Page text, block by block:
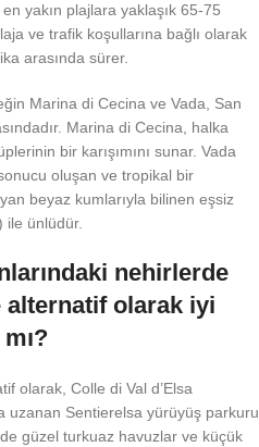
yakın plajlara yaklaşık 65-75
ve trafik koşullarına bağlı olarak
arasında sürer.
Marina di Cecina ve Vada, San
Marina di Cecina, halka
bir karışımını sunar. Vada
oluşan ve tropikal bir
beyaz kumlarıyla bilinen eşsiz
ile ünlüdür.
nehirlerde
alternatif olarak iyi
olarak, Colle di Val d’Elsa
uzanan Sentierelsa yürüyüş parkuru
güzel turkuaz havuzlar ve küçük